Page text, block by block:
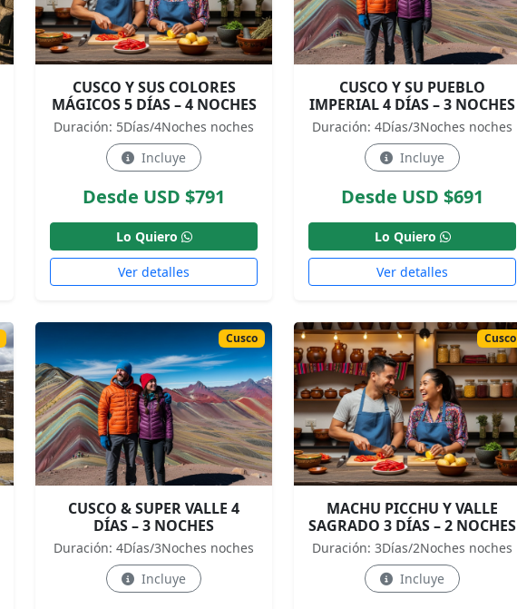
CUSCO Y SUS COLORES
MÁGICOS 5 DÍAS – 4 NOCHES
Duración: 5Días/4Noches noches
Incluye
Desde USD $791
Lo Quiero
Ver detalles
CUSCO Y SU PUEBLO
IMPERIAL 4 DÍAS – 3 NOCHES
Duración: 4Días/3Noches noches
Incluye
Desde USD $691
Lo Quiero
Ver detalles
Cusco
CUSCO & SUPER VALLE 4
DÍAS – 3 NOCHES
Duración: 4Días/3Noches noches
Incluye
Cusco
MACHU PICCHU Y VALLE
SAGRADO 3 DÍAS – 2 NOCHES
Duración: 3Días/2Noches noches
Incluye